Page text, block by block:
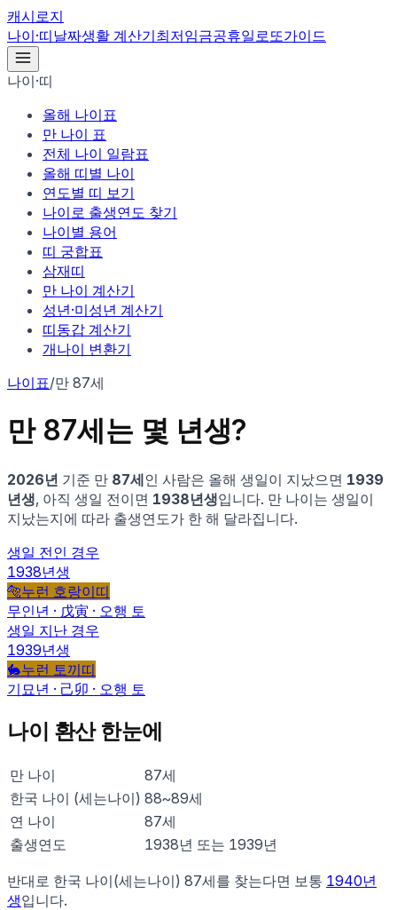
캐시로지
나이·띠날짜생활 계산기최저임금공휴일로또가이드
나이·띠
올해 나이표
만 나이 표
전체 나이 일람표
올해 띠별 나이
연도별 띠 보기
나이로 출생연도 찾기
나이별 용어
띠 궁합표
삼재띠
만 나이 계산기
성년·미성년 계산기
띠동갑 계산기
개나이 변환기
나이표/만 87세
만 87세는 몇 년생?
2026년 기준 만 87세인 사람은 올해 생일이 지났으면 1939
년생, 아직 생일 전이면 1938년생입니다. 만 나이는 생일이
지났는지에 따라 출생연도가 한 해 달라집니다.
생일 전인 경우
1938년생
🐅누런 호랑이띠
무인 년 · 戊寅 · 오행 토
생일 지난 경우
1939년생
🐇누런 토끼띠
기묘 년 · 己卯 · 오행 토
나이 환산 한눈에
만 나이 87세
한국 나이 (세는나이) 88~89세
연 나이
87세
출생연도
1938년 또는 1939년
반대로 한국 나이(세는나이) 87세를 찾는다면 보통 1940년
생입니다.